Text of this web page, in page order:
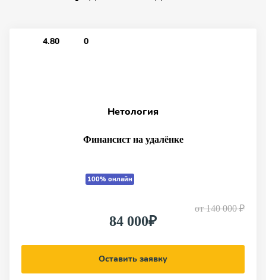
4.80 0
Нетология
Финансист на удалёнке
100% онлайн
от140 000 ₽
84 000₽
Оставить заявку